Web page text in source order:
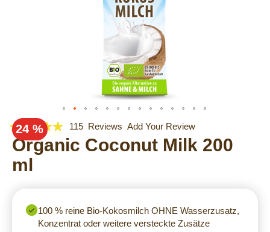
Skip
to
the
beginning
of
gallery
24 %
Rating:
97
% of100
115 Reviews Add Your Review
Organic Coconut Milk 200
ml
100 % reine Bio-Kokosmilch OHNE Wasserzusatz,
Konzentrat oder weitere versteckte Zusätze